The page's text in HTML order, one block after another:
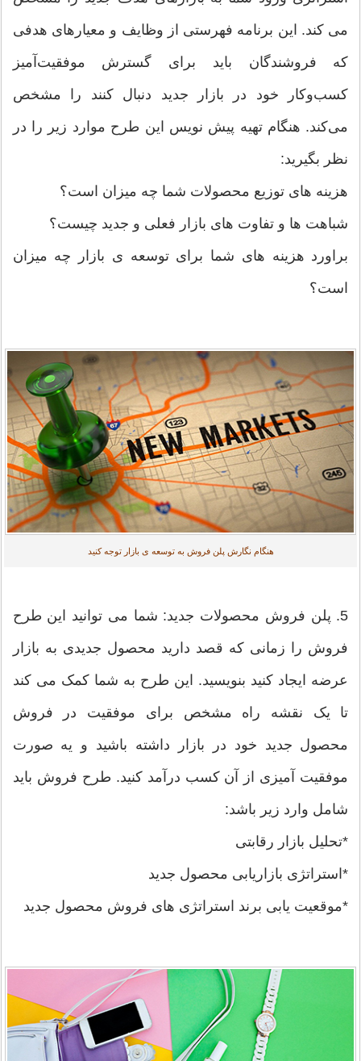
می کند. این برنامه فهرستی از وظایف و معیارهای هدفی
که فروشندگان باید برای گسترش موفقیت‌آمیز
کسب‌وکار خود در بازار جدید دنبال کنند را مشخص
می‌کند. هنگام تهیه پیش نویس این طرح موارد زیر را در
نظر بگیرید:
هزینه های توزیع محصولات شما چه میزان است؟
شباهت ها و تفاوت های بازار فعلی و جدید چیست؟
براورد هزینه های شما برای توسعه ی بازار چه میزان
است؟
هنگام نگارش پلن فروش به توسعه ی بازار توجه کنید
5. پلن فروش محصولات جدید: شما می توانید این طرح
فروش را زمانی که قصد دارید محصول جدیدی به بازار
عرضه ایجاد کنید بنویسید. این طرح به شما کمک می کند
تا یک نقشه راه مشخص برای موفقیت در فروش
محصول جدید خود در بازار داشته باشید و یه صورت
موفقیت آمیزی از آن کسب درآمد کنید. طرح فروش باید
شامل وارد زیر باشد:
*تحلیل بازار رقابتی
*استراتژی بازاریابی محصول جدید
*موقعیت یابی برند استراتژی های فروش محصول جدید